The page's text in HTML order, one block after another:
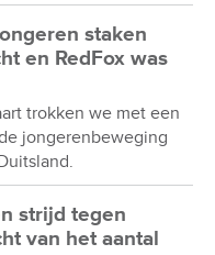
staken
en RedFox was
trokken we met een
jongerenbeweging
strijd tegen
van het aantal